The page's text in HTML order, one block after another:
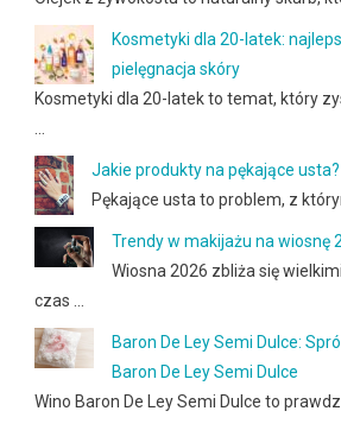
Kosmetyki dla 20-latek:
pielęgnacja skóry
Kosmetyki dla 20-latek to temat, który
Jakie produkty na pękające usta?
Pękające usta to problem, z
Trendy w makijażu na wiosnę
Wiosna 2026 zbliża się
czas …
Baron De Ley Semi Dulce:
Baron De Ley Semi Dulce
Wino Baron De Ley Semi Dulce to